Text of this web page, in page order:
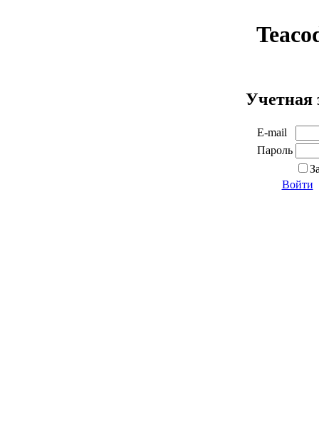
Учетная
E-mail
Пароль
Войти